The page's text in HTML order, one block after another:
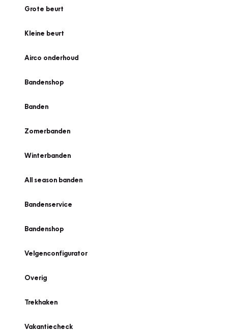
Grote beurt
Kleine beurt
Airco onderhoud
Bandenshop
Banden
Zomerbanden
Winterbanden
All season banden
Bandenservice
Bandenshop
Velgenconfigurator
Overig
Trekhaken
Vakantiecheck